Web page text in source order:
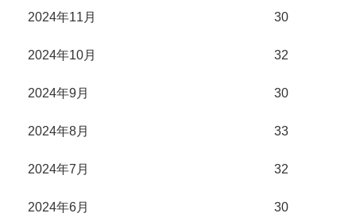
2024年11月 30
2024年10月 32
2024年9月 30
2024年8月 33
2024年7月 32
2024年6月 30